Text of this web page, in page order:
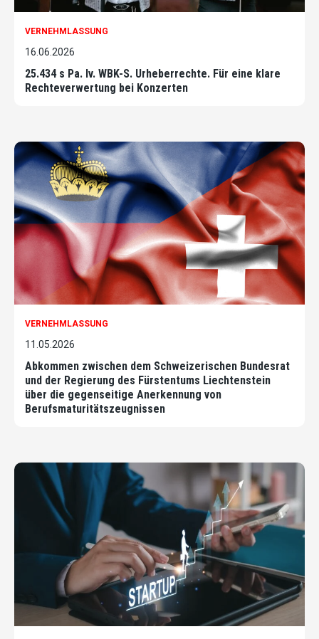
VERNEHMLASSUNG
16.06.2026
25.434 s Pa. Iv. WBK-S. Urheberrechte. Für eine klare
Rechteverwertung bei Konzerten
VERNEHMLASSUNG
11.05.2026
Abkommen zwischen dem Schweizerischen Bundesrat
und der Regierung des Fürstentums Liechtenstein
über die gegenseitige Anerkennung von
Berufsmaturitätszeugnissen